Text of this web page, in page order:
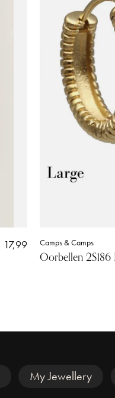
17,99 Camps & Camps
Oorbellen 2S186
My Jewellery